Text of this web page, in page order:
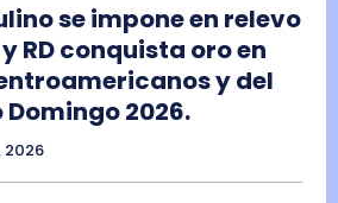
se impone en relevo
RD conquista oro en
y del
2026.
2026